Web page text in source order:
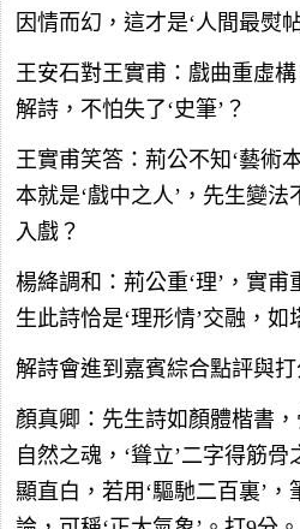
因情而幻，這才是‘人間最熨
王安石對王實甫：戲曲重虛
解詩，不怕失了‘史筆’？
王實甫笑答：荊公不知‘藝術
本就是‘戲中之人’，先生變法
入戲？
楊絳調和：荊公重‘理’，實甫
生此詩恰是‘理形情’交融，如
解詩會進到嘉賓綜合點評與
顏真卿：先生詩如顏體楷書
自然之魂，‘聳立’二字得筋骨
顯直白，若用‘驅馳二百裏’